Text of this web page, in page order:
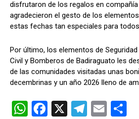
disfrutaron de los regalos en
agradecieron el gesto de los
estas fechas tan especiales para
Por último, los elementos de
Civil y Bomberos de Badiraguato les
de las comunidades visitadas unas
decembrinas y un año 2026 lleno de
W F
X
T
E